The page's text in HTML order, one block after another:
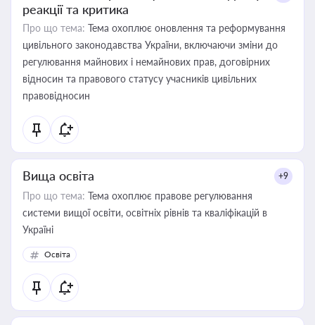
реакції та критика
Про що тема: Тема охоплює оновлення та реформування
цивільного законодавства України, включаючи зміни до
регулювання майнових і немайнових прав, договірних
відносин та правового статусу учасників цивільних
правовідносин
Вища освіта +9
Про що тема: Тема охоплює правове регулювання
системи вищої освіти, освітніх рівнів та кваліфікацій в
Україні
Освіта